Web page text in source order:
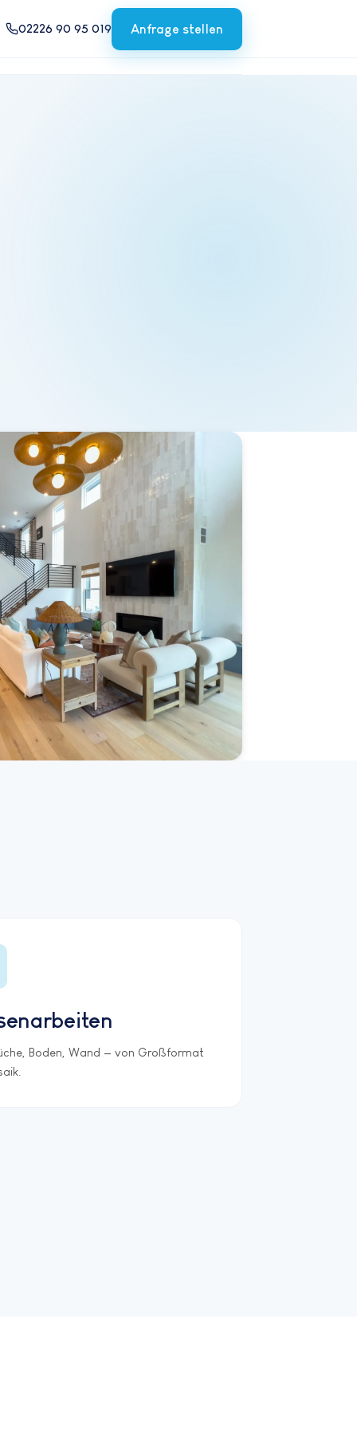
02226 90 95 019 Anfrage stellen
Boden, Wand — von Großformat